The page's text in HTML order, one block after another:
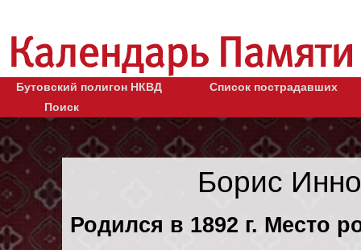
Бутовский полигон НКВД
Список пострадавших
Поиск
Борис
Родился в 1892 г. Место